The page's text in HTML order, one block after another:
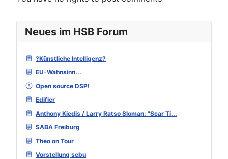
Neues im HSB Forum
?Künstliche Intelligenz?
EU-Wahnsinn...
Open source DSP!
Edifier
Anthony Kiedis / Larry Ratso Sloman: "Scar Ti...
SABA Freiburg
Theo on Tour
Vorstellung sebu